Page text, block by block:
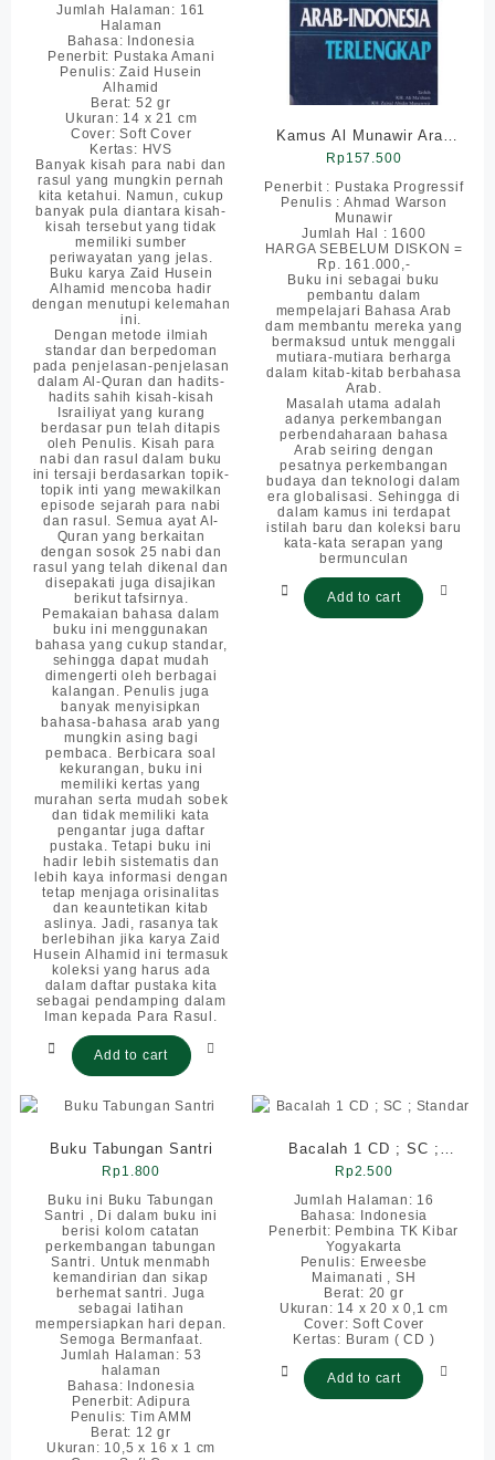
Jumlah Halaman: 161
Halaman
Bahasa: Indonesia
Penerbit: Pustaka Amani
Penulis: Zaid Husein
Alhamid
Berat: 52 gr
Ukuran: 14 x 21 cm
Cover: Soft Cover
Kertas: HVS
Banyak kisah para nabi dan
rasul yang mungkin pernah
kita ketahui. Namun, cukup
banyak pula diantara kisah-
kisah tersebut yang tidak
memiliki sumber
periwayatan yang jelas.
Buku karya Zaid Husein
Alhamid mencoba hadir
dengan menutupi kelemahan
ini.
Dengan metode ilmiah
standar dan berpedoman
pada penjelasan-penjelasan
dalam Al-Quran dan hadits-
hadits sahih kisah-kisah
Israiliyat yang kurang
berdasar pun telah ditapis
oleh Penulis. Kisah para
nabi dan rasul dalam buku
ini tersaji berdasarkan topik-
topik inti yang mewakilkan
episode sejarah para nabi
dan rasul. Semua ayat Al-
Quran yang berkaitan
dengan sosok 25 nabi dan
rasul yang telah dikenal dan
disepakati juga disajikan
berikut tafsirnya.
Pemakaian bahasa dalam
buku ini menggunakan
bahasa yang cukup standar,
sehingga dapat mudah
dimengerti oleh berbagai
kalangan. Penulis juga
banyak menyisipkan
bahasa-bahasa arab yang
mungkin asing bagi
pembaca. Berbicara soal
kekurangan, buku ini
memiliki kertas yang
murahan serta mudah sobek
dan tidak memiliki kata
pengantar juga daftar
pustaka. Tetapi buku ini
hadir lebih sistematis dan
lebih kaya informasi dengan
tetap menjaga orisinalitas
dan keauntetikan kitab
aslinya. Jadi, rasanya tak
berlebihan jika karya Zaid
Husein Alhamid ini termasuk
koleksi yang harus ada
dalam daftar pustaka kita
sebagai pendamping dalam
Iman kepada Para Rasul.
Add to cart
Kamus Al Munawir Arab
Indonesia Besar Lengkap
– Pustaka Progressif
Rp157.500
Penerbit : Pustaka Progressif
Penulis : Ahmad Warson
Munawir
Jumlah Hal : 1600
HARGA SEBELUM DISKON =
Rp. 161.000,-
Buku ini sebagai buku
pembantu dalam
mempelajari Bahasa Arab
dam membantu mereka yang
bermaksud untuk menggali
mutiara-mutiara berharga
dalam kitab-kitab berbahasa
Arab.
Masalah utama adalah
adanya perkembangan
perbendaharaan bahasa
Arab seiring dengan
pesatnya perkembangan
budaya dan teknologi dalam
era globalisasi. Sehingga di
dalam kamus ini terdapat
istilah baru dan koleksi baru
kata-kata serapan yang
bermunculan
Add to cart
Buku Tabungan Santri
Rp1.800
Buku ini Buku Tabungan
Santri , Di dalam buku ini
berisi kolom catatan
perkembangan tabungan
Santri. Untuk menmabh
kemandirian dan sikap
berhemat santri. Juga
sebagai latihan
mempersiapkan hari depan.
Semoga Bermanfaat.
Jumlah Halaman: 53
halaman
Bahasa: Indonesia
Penerbit: Adipura
Penulis: Tim AMM
Berat: 12 gr
Ukuran: 10,5 x 16 x 1 cm
Bacalah 1 CD ; SC ;
Standar
Rp2.500
Jumlah Halaman: 16
Bahasa: Indonesia
Penerbit: Pembina TK Kibar
Yogyakarta
Penulis: Erweesbe
Maimanati , SH
Berat: 20 gr
Ukuran: 14 x 20 x 0,1 cm
Cover: Soft Cover
Kertas: Buram ( CD )
Add to cart